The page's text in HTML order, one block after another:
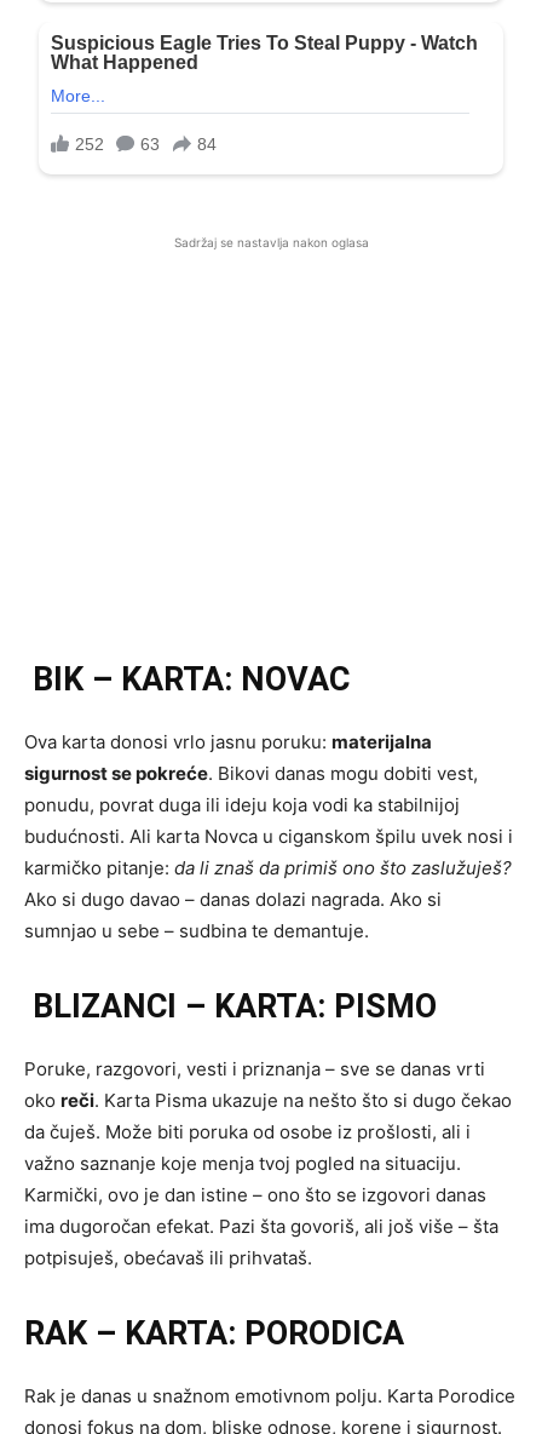
Sadržaj se nastavlja nakon oglasa
BIK – KARTA: NOVAC
Ova karta donosi vrlo jasnu poruku: materijalna
sigurnost se pokreće. Bikovi danas mogu dobiti vest,
ponudu, povrat duga ili ideju koja vodi ka stabilnijoj
budućnosti. Ali karta Novca u ciganskom špilu uvek nosi i
karmičko pitanje: da li znaš da primiš ono što zaslužuješ?
Ako si dugo davao – danas dolazi nagrada. Ako si
sumnjao u sebe – sudbina te demantuje.
BLIZANCI – KARTA: PISMO
Poruke, razgovori, vesti i priznanja – sve se danas vrti
oko reči. Karta Pisma ukazuje na nešto što si dugo čekao
da čuješ. Može biti poruka od osobe iz prošlosti, ali i
važno saznanje koje menja tvoj pogled na situaciju.
Karmički, ovo je dan istine – ono što se izgovori danas
ima dugoročan efekat. Pazi šta govoriš, ali još više – šta
potpisuješ, obećavaš ili prihvataš.
RAK – KARTA: PORODICA
Rak je danas u snažnom emotivnom polju. Karta Porodice
donosi fokus na dom, bliske odnose, korene i sigurnost.